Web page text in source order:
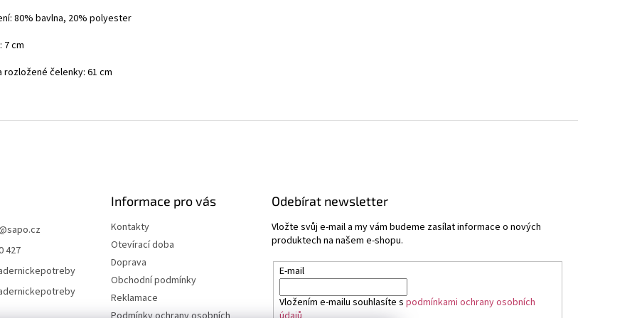
80% bavlna, 20% polyester
7 cm
rozložené čelenky: 61 cm
sapo.cz
427
Informace pro vás
Kontakty
Otevírací doba
Doprava
Obchodní podmínky
Reklamace
Odebírat newsletter
Vložte svůj e-mail a my vám budeme zasílat informace o nových
produktech na našem e-shopu.
E-mail
Vložením e-mailu souhlasíte spodmínkami ochrany osobních